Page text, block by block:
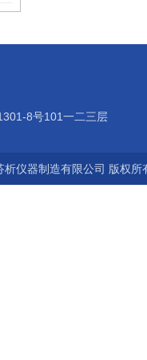
8号101一二三层
析仪器制造有限公司 版权